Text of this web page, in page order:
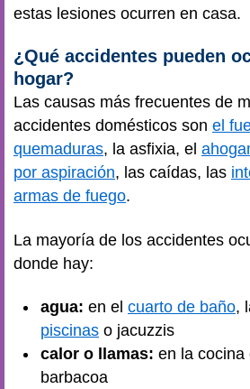
estas lesiones ocurren en casa.
¿Qué accidentes pueden
hogar?
Las causas más frecuentes de
accidentes domésticos son el
quemaduras, la asfixia, el
por aspiración, las caídas, las
armas de fuego.
La mayoría de los accidentes
donde hay:
agua: en el cuarto de baño,
piscinas o jacuzzis
calor o llamas: en la cocina
barbacoa